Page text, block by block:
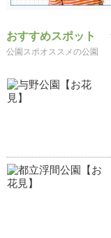
おすすめスポット
公園スポオススメの公園